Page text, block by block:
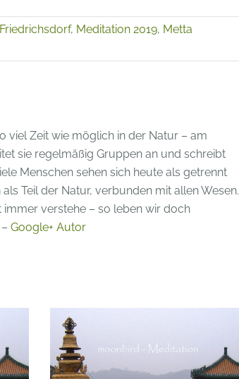
, Meditation 2019, Metta
viel Zeit wie möglich in der Natur – am
sie regelmäßig Gruppen an und schreibt
Menschen sehen sich heute als getrennt
Teil der Natur, verbunden mit allen Wesen.
immer verstehe – so leben wir doch
– Google+ Autor